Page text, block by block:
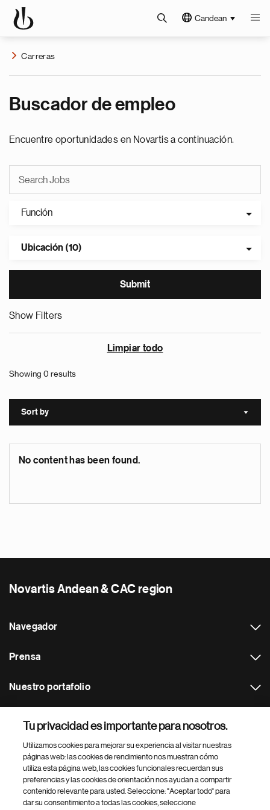
Candean
Carreras
Buscador de empleo
Encuentre oportunidades en Novartis a continuación.
Función
Ubicación (10)
Show Filters
Limpiar todo
Showing 0 results
Sort by Sort
No content has been found.
Novartis Andean & CAC region
Navegador
Prensa
Nuestro portafolio
Footer Site Search
Tu privacidad es importante para nosotros.
Utilizamos cookies para mejorar su experiencia al visitar nuestras
páginas web: las cookies de rendimiento nos muestran cómo
utiliza esta página web, las cookies funcionales recuerdan sus
preferencias y las cookies de orientación nos ayudan a compartir
contenido relevante para usted. Seleccione: "Aceptar todo" para
dar su consentimiento a todas las cookies, seleccione